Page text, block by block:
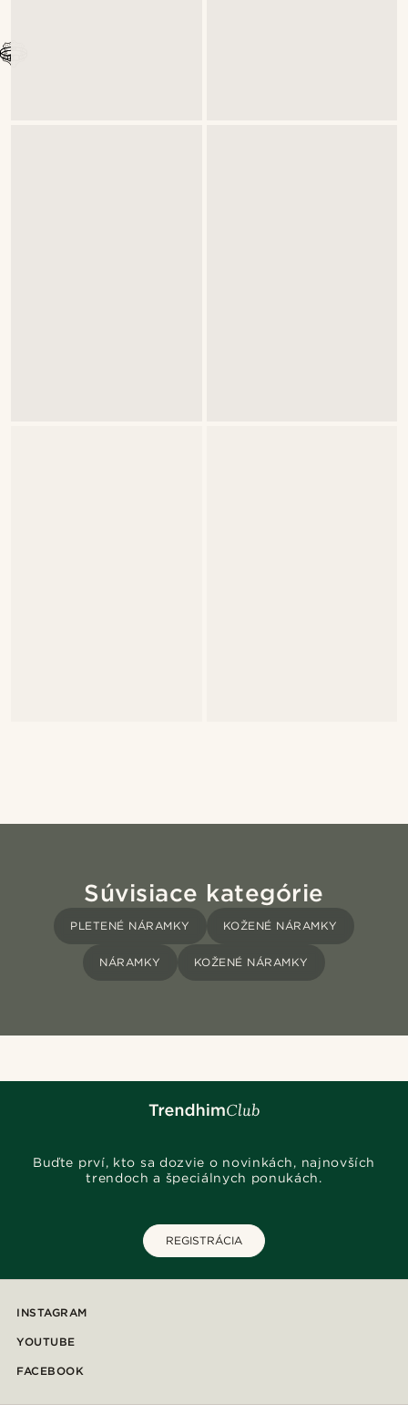
Súvisiace kategórie
PLETENÉ NÁRAMKY KOŽENÉ NÁRAMKY
NÁRAMKY KOŽENÉ NÁRAMKY
Buďte prví, kto sa dozvie o novinkách, najnovších
trendoch a špeciálnych ponukách.
REGISTRÁCIA
INSTAGRAM
YOUTUBE
FACEBOOK